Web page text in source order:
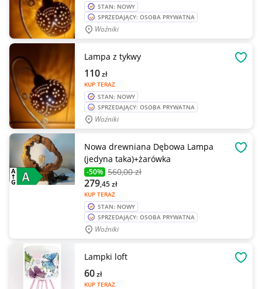
STAN: NOWY
SPRZEDAJĄCY: OSOBA PRYWATNA
Woźniki
Lampa z tykwy
KUP TERAZ
110zł
STAN: NOWY
SPRZEDAJĄCY: OSOBA PRYWATNA
Woźniki
Nowa drewniana Dębowa Lampa
(jedyna taka)+żarówka
-50% 560,00 zł
KUP TERAZ
279,45zł
STAN: NOWY
SPRZEDAJĄCY: OSOBA PRYWATNA
Woźniki
Lampki loft
KUP TERAZ
60zł